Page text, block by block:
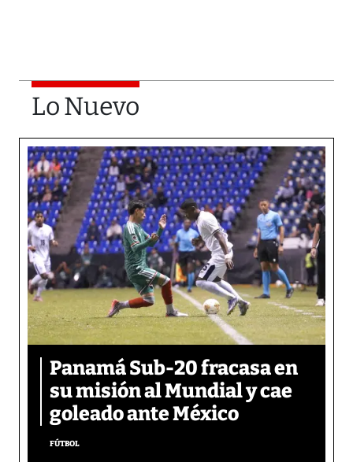
Lo Nuevo
Panamá Sub-20 fracasa en
su misión al Mundial y cae
goleado ante México
FÚTBOL